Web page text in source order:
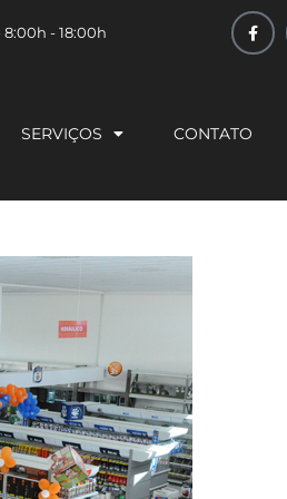
- 18:00h
SERVIÇOS CONTATO